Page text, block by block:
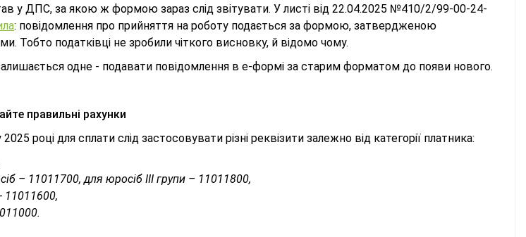
у ДПС, за якою ж формою зараз слід звітувати. У листі від 22.04.2025 №410/2/99-00-24-
: повідомлення про прийняття на роботу подається за формою, затвердженою
Тобто податківці не зробили чіткого висновку, й відомо чому.
одне - подавати повідомлення в е-формі за старим форматом до появи нового.
правильні рахунки
році для сплати слід застосовувати різні реквізити залежно від категорії платника:
– 11011700, для юросіб ІІІ групи – 11011800,
11011600,